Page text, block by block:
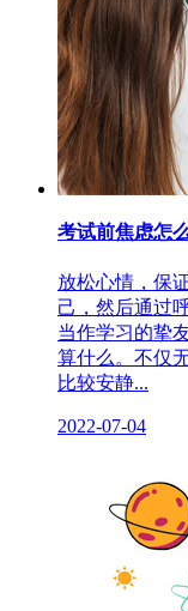
考试前焦虑怎
放松心情，保
己，然后通过
当作学习的挚
算什么。不仅
比较安静...
2022-07-04